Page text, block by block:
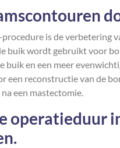
is de verbetering
buik wordt gebruikt voor
en een meer
een reconstructie van de
een mastectomie.
operatieduur